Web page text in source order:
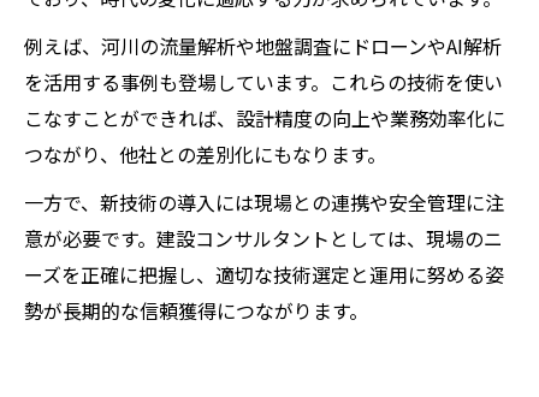
例えば、河川の流量解析や地盤調査にドローンやAI解析
を活用する事例も登場しています。これらの技術を使い
こなすことができれば、設計精度の向上や業務効率化に
つながり、他社との差別化にもなります。
一方で、新技術の導入には現場との連携や安全管理に注
意が必要です。建設コンサルタントとしては、現場のニ
ーズを正確に把握し、適切な技術選定と運用に努める姿
勢が長期的な信頼獲得につながります。